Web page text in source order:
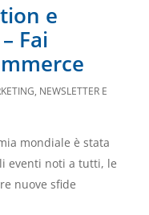
e
Fai
, NEWSLETTER E
mondiale è stata
eventi noti a tutti, le
nuove sfide